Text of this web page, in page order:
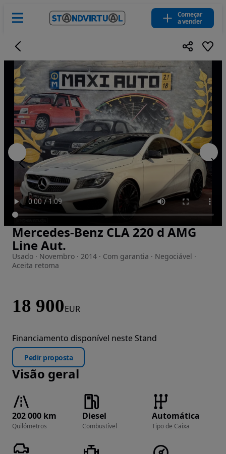
Começar
a vender
Imagem 1 de 23
Mercedes-Benz CLA 220 d AMG
Line Aut.
Usado · Novembro · 2014 · Com garantia · Negociável ·
Aceita retoma
18 900EUR
Financiamento disponível neste Stand
Pedir proposta
Visão geral
202 000 km
Quilómetros
Diesel
Combustível
Automática
Tipo de Caixa